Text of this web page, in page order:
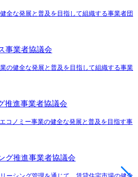
全な発展と普及を目指して組織する事業者団
事業者協議会
の健全な発展と普及を目指して組織する事業
推進事業者協議会
コノミー事業の健全な発展と普及を目指す事
グ推進事業者協議会